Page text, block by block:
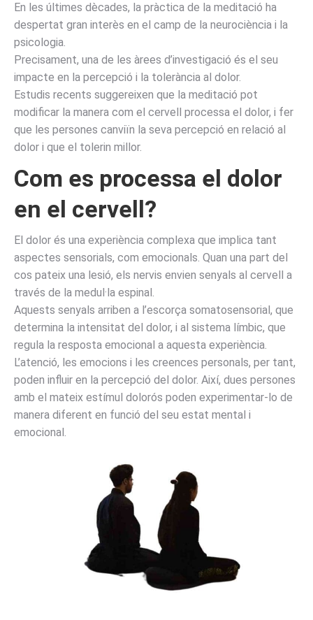
En les últimes dècades, la pràctica de la meditació ha
despertat gran interès en el camp de la neurociència i la
psicologia.
Precisament, una de les àrees d’investigació és el seu
impacte en la percepció i la tolerància al dolor.
Estudis recents suggereixen que la meditació pot
modificar la manera com el cervell processa el dolor, i fer
que les persones canviïn la seva percepció en relació al
dolor i que el tolerin millor.
Com es processa el dolor
en el cervell?
El dolor és una experiència complexa que implica tant
aspectes sensorials, com emocionals. Quan una part del
cos pateix una lesió, els nervis envien senyals al cervell a
través de la medul·la espinal.
Aquests senyals arriben a l’escorça somatosensorial, que
determina la intensitat del dolor, i al sistema límbic, que
regula la resposta emocional a aquesta experiència.
L’atenció, les emocions i les creences personals, per tant,
poden influir en la percepció del dolor. Així, dues persones
amb el mateix estímul dolorós poden experimentar-lo de
manera diferent en funció del seu estat mental i
emocional.